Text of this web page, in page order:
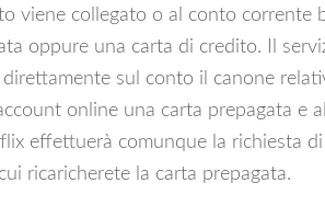
viene collegato o al conto corrente
oppure una carta di credito. Il
sul conto il canone
online una carta prepagata
effettuerà comunque la richiesta
ricaricherete la carta prepagata.